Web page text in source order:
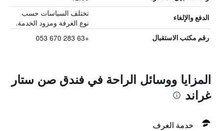
الدفع والإلغاء
تختلف السياسات حسب
نوع الغرفة ومزود الخدمة.
رقم مكتب الاستقبال +63 283 670 053
المزايا ووسائل الراحة في فندق صن ستار
غراند
خدمة الغرف